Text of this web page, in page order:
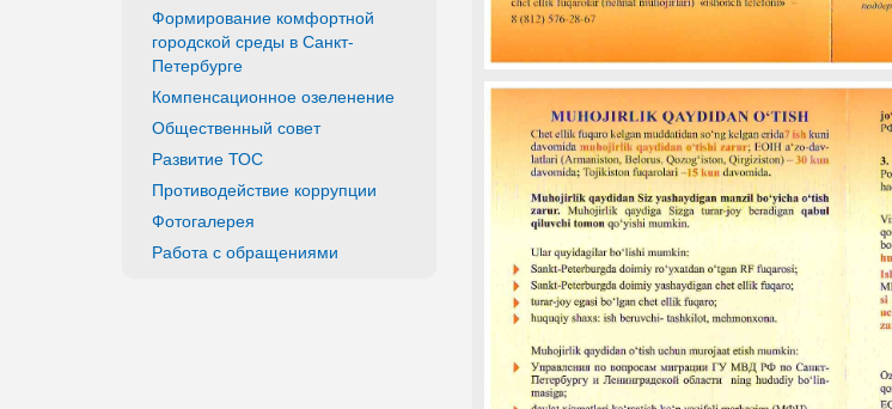
Формирование комфортной
городской среды в Санкт-
Петербурге
Компенсационное озеленение
Общественный совет
Развитие ТОС
Противодействие коррупции
Фотогалерея
Работа с обращениями